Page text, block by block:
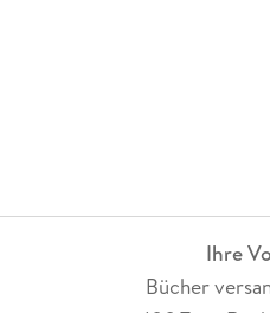
Ihre
Bücher